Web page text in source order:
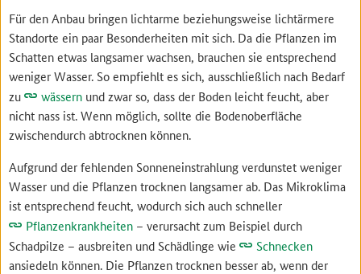
Für den Anbau bringen lichtarme beziehungsweise lichtärmere
Standorte ein paar Besonderheiten mit sich. Da die Pflanzen im
Schatten etwas langsamer wachsen, brauchen sie entsprechend
weniger Wasser. So empfiehlt es sich, ausschließlich nach Bedarf
zu
wässern und zwar so, dass der Boden leicht feucht, aber
nicht nass ist. Wenn möglich, sollte die Bodenoberfläche
zwischendurch abtrocknen können.
Aufgrund der fehlenden Sonneneinstrahlung verdunstet weniger
Wasser und die Pflanzen trocknen langsamer ab. Das Mikroklima
ist entsprechend feucht, wodurch sich auch schneller
Pflanzenkrankheiten – verursacht zum Beispiel durch
Schadpilze – ausbreiten und Schädlinge wie
Schnecken
ansiedeln können. Die Pflanzen trocknen besser ab, wenn der